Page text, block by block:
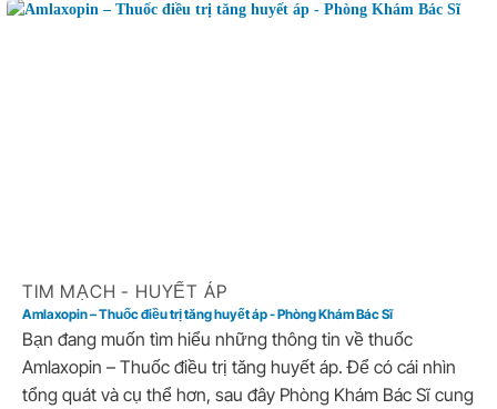
TIM MẠCH - HUYẾT ÁP
Amlaxopin – Thuốc điều trị tăng huyết áp - Phòng Khám Bác Sĩ
Bạn đang muốn tìm hiểu những thông tin về thuốc
Amlaxopin – Thuốc điều trị tăng huyết áp. Để có cái nhìn
tổng quát và cụ thể hơn, sau đây Phòng Khám Bác Sĩ cung